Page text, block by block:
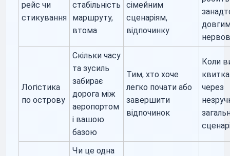
рейс чи
стикування
стабільність
маршруту,
втома
сімейним
сценаріям,
відпочинку
Логістика
по острову
Скільки часу
та зусиль
забирає
дорога між
аеропортом
і вашою
базою
Тим, хто хоче
легко почати або
завершити
відпочинок
Коли
через
Чи це одна